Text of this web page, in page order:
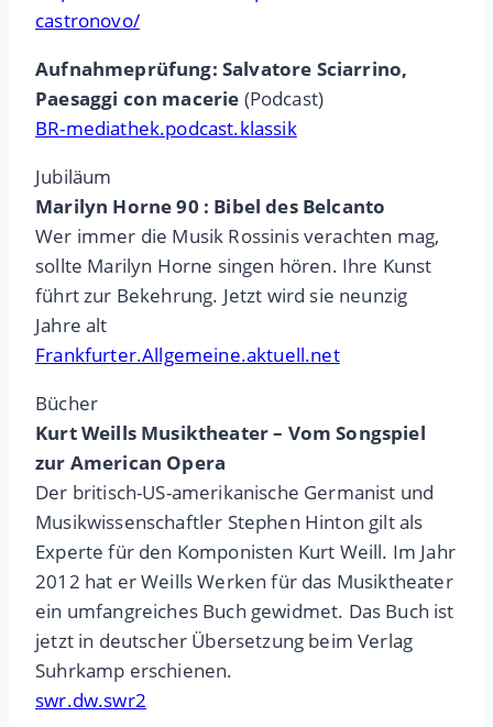
castronovo/
Aufnahmeprüfung: Salvatore Sciarrino,
Paesaggi con macerie (Podcast)
BR-mediathek.podcast.klassik
Jubiläum
Marilyn Horne 90 : Bibel des Belcanto
Wer immer die Musik Rossinis verachten mag,
sollte Marilyn Horne singen hören. Ihre Kunst
führt zur Bekehrung. Jetzt wird sie neunzig
Jahre alt
Frankfurter.Allgemeine.aktuell.net
Bücher
Kurt Weills Musiktheater – Vom Songspiel
zur American Opera
Der britisch-US-amerikanische Germanist und
Musikwissenschaftler Stephen Hinton gilt als
Experte für den Komponisten Kurt Weill. Im Jahr
2012 hat er Weills Werken für das Musiktheater
ein umfangreiches Buch gewidmet. Das Buch ist
jetzt in deutscher Übersetzung beim Verlag
Suhrkamp erschienen.
swr.dw.swr2